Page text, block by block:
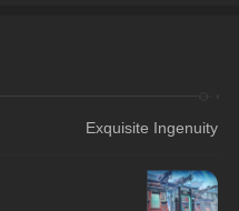
Exquisite Ingenuity